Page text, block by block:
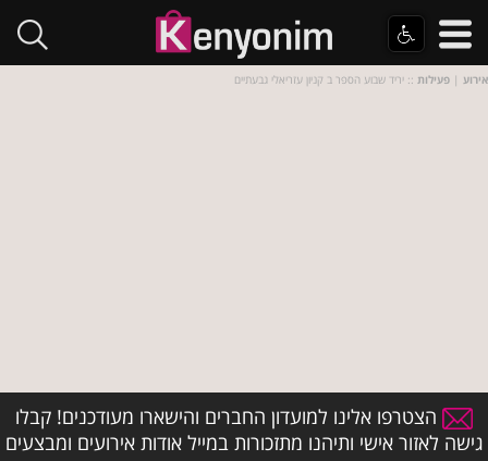
אירוע | פעילות :: יריד שבוע הספר ב קניון עזריאלי גבעתיים
הצטרפו אלינו למועדון החברים והישארו מעודכנים! קבלו
גישה לאזור אישי ותיהנו מתזכורות במייל אודות אירועים ומבצעים